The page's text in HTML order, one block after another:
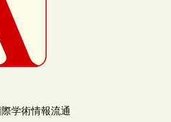
学術情報流通